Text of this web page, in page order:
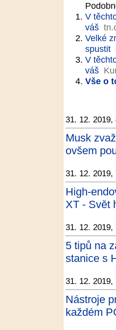
V
váš
Velké
spustit
V
váš
Vše o
31. 12. 2019,
Musk
ovšem
31. 12. 2019,
High-
XT - Svět
31. 12. 2019,
5 tipů na
stanice s
31. 12. 2019,
Nástroje
každém